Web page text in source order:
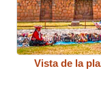
Vista de la